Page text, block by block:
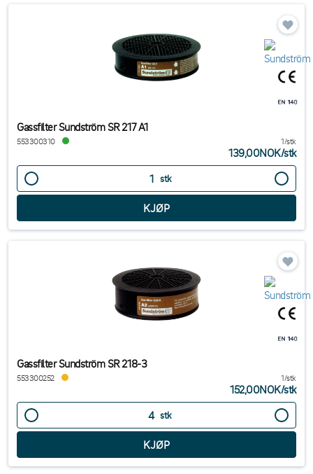
Gassfilter Sundström SR 217 A1
553300310 1/stk
139,00NOK/stk
stk
Gassfilter Sundström SR 218-3
553300252 1/stk
152,00NOK/stk
stk